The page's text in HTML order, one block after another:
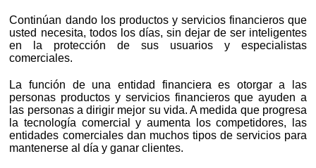
Continúan dando los productos y servicios financieros que
usted necesita, todos los días, sin dejar de ser inteligentes
en la protección de sus usuarios y especialistas
comerciales.
La función de una entidad financiera es otorgar a las
personas productos y servicios financieros que ayuden a
las personas a dirigir mejor su vida. A medida que progresa
la tecnología comercial y aumenta los competidores, las
entidades comerciales dan muchos tipos de servicios para
mantenerse al día y ganar clientes.